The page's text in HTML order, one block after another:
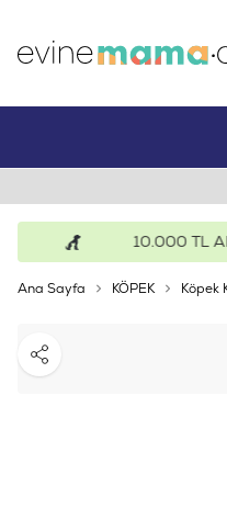
10.000 TL
Ana Sayfa KÖPEK Köpek
Paylaş